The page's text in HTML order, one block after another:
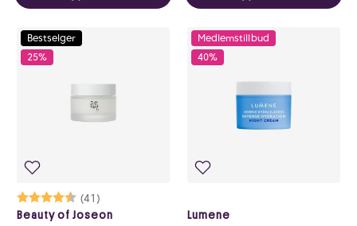
Bestselger
25%
Karakter:
(41)
4.7 av 5 mulige
Beauty of Joseon
Medlemstillbud
40%
Lumene